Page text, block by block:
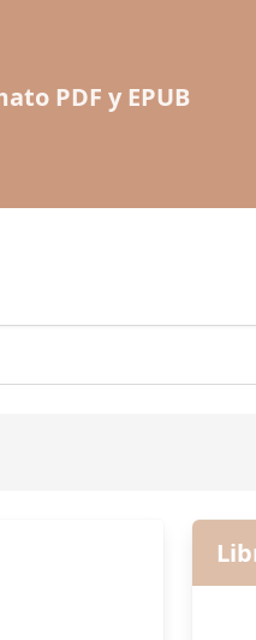
PDF y EPUB